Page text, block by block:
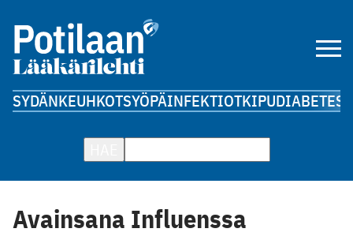
SYDÄNKEUHKOTSYÖPÄINFEKTIOTKIPUDIABETES
Avainsana Influenssa